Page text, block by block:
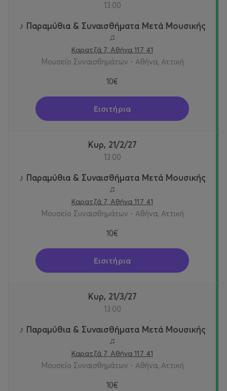
13:00
♪ Παραμύθια & Συναισθήματα Μετά Μουσικής
♫
Καρατζά 7, Αθήνα 117 41
Μουσείο Συναισθημάτων - Αθήνα, Αττική
10€
Εισιτήρια
Κυρ, 21/2/27
13:00
♪ Παραμύθια & Συναισθήματα Μετά Μουσικής
♫
Καρατζά 7, Αθήνα 117 41
Μουσείο Συναισθημάτων - Αθήνα, Αττική
10€
Εισιτήρια
Κυρ, 21/3/27
13:00
♪ Παραμύθια & Συναισθήματα Μετά Μουσικής
♫
Καρατζά 7, Αθήνα 117 41
Μουσείο Συναισθημάτων - Αθήνα, Αττική
10€